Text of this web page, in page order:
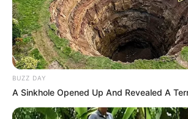
BUZZ DAY
A Sinkhole Opened Up And Revealed A